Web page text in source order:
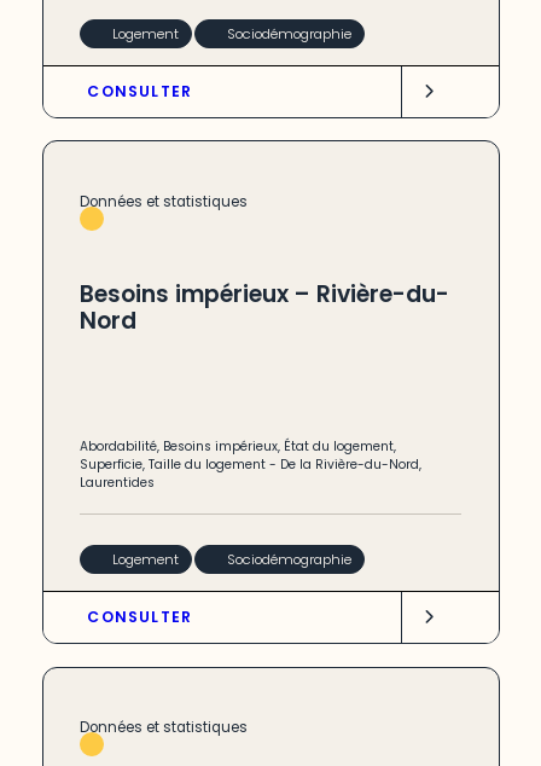
Logement Sociodémographie
CONSULTER
Données et statistiques
Besoins impérieux – Rivière-du-
Nord
Abordabilité, Besoins impérieux, État du logement,
Superficie,Taille du logement - De la Rivière-du-Nord,
Laurentides
Logement Sociodémographie
CONSULTER
Données et statistiques